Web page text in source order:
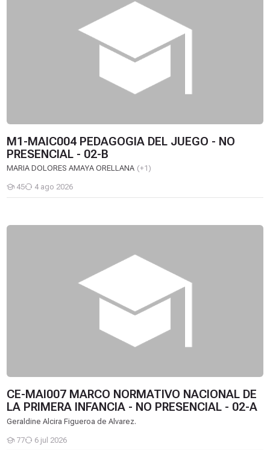
M1-MAIC004 PEDAGOGIA DEL JUEGO - NO
PRESENCIAL - 02-B
MARIA DOLORES AMAYA ORELLANA (+1)
45
Estudiantes
4 ago 2026
CE-MAI007 MARCO NORMATIVO NACIONAL DE
LA PRIMERA INFANCIA - NO PRESENCIAL - 02-A
Geraldine Alcira Figueroa de Alvarez.
77
Estudiantes
6 jul 2026
CE-MAI007 MARCO NORMATIVO NACIONAL DE LA PRIMERA